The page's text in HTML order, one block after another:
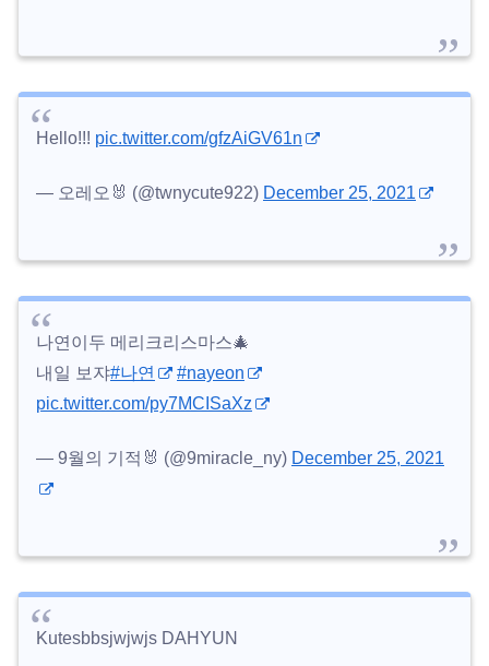
Hello!!! pic.twitter.com/gfzAiGV61n
— 오레오🐰 (@twnycute922) December 25, 2021
나연이두 메리크리스마스🎄
내일 보쟈#나연
#nayeon
pic.twitter.com/py7MCISaXz
— 9월의 기적🐰 (@9miracle_ny) December 25, 2021
Kutesbbsjwjwjs DAHYUN